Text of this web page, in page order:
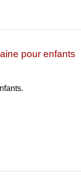
pour enfants